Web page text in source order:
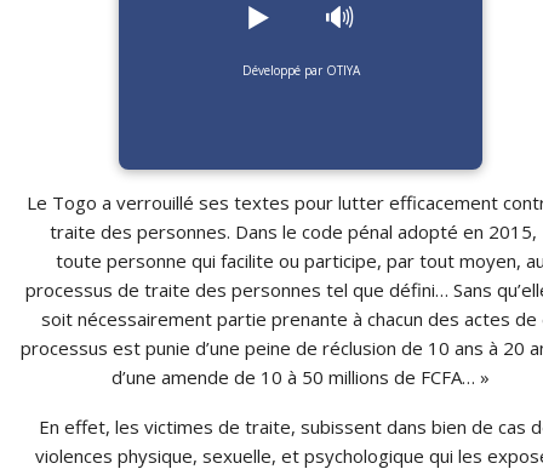
▶️ 🔊
Développé par OTIYA
Le Togo a verrouillé ses textes pour lutter efficacement
traite des personnes. Dans le code pénal adopté en 2015,
toute personne qui facilite ou participe, par tout moyen,
processus de traite des personnes tel que défini… Sans
soit nécessairement partie prenante à chacun des actes de
processus est punie d’une peine de réclusion de 10 ans à 20
d’une amende de 10 à 50 millions de FCFA… »
En effet, les victimes de traite, subissent dans bien de cas
violences physique, sexuelle, et psychologique qui les